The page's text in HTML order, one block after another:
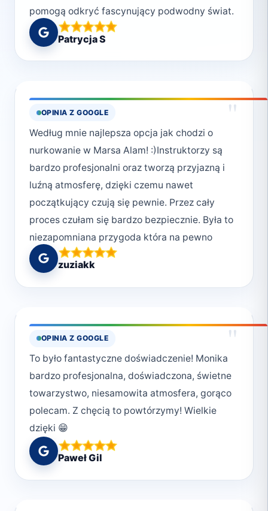
pomogą odkryć fascynujący podwodny świat.
2. Bezpieczeństwo., czyli poczucie komfortu
pod wodą. 3. Przyjazna, rodzinna atmosfera.
Ludzie w Deep South Divers są serdeczni i
nurkowania, co sprawi, że czujesz się jak w
rodzinie. 4. Różnorodność miejsc nurkowych.
Marsa Alam to raj dla nurków. W okolicy
znajdują się piękne rafy koralowe, w które
zabiorą instruktorzyJeśli szukasz
niezapomnianych wrażeń pod wodą, tylko z
Deep South Divers 🌊🐠🤿
Patrycja S
OPINIA Z GOOGLE "
Według mnie najlepsza opcja jak chodzi o
nurkowanie w Marsa Alam! :)Instruktorzy są
bardzo profesjonalni oraz tworzą przyjazną i
luźną atmosferę, dzięki czemu nawet
początkujący czują się pewnie. Przez cały
proces czułam się bardzo bezpiecznie. Była to
niezapomniana przygoda która na pewno
będę chciała powtórzyć!:)
zuziakk
OPINIA Z GOOGLE "
To było fantastyczne doświadczenie! Monika
bardzo profesjonalna, doświadczona, świetne
towarzystwo, niesamowita atmosfera, gorąco
polecam. Z chęcią to powtórzymy! Wielkie
dzięki 😁
Paweł Gil